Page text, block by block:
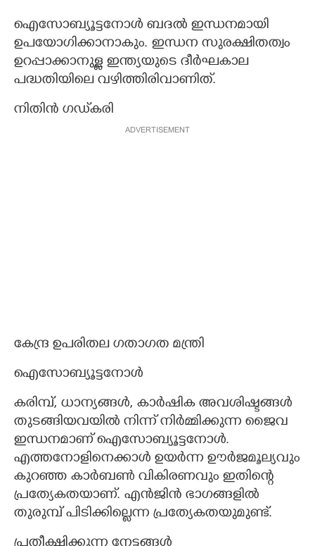
ഐസോബ്യൂട്ടനോൾ ബദൽ ഇന്ധനമായി
ഉപയോഗിക്കാനാകും. ഇന്ധന സുരക്ഷിതത്വം
ഉറപ്പാക്കാനുള്ള ഇന്ത്യയുടെ ദീർഘകാല
പദ്ധതിയിലെ വഴിത്തിരിവാണിത്.
നിതിൻ ഗഡ്‌കരി
ADVERTISEMENT
കേന്ദ്ര ഉപരിതല ഗതാഗത മന്ത്രി
ഐസോബ്യൂട്ടനോൾ
കരിമ്പ്, ധാന്യങ്ങൾ, കാർഷിക അവശിഷ്ടങ്ങൾ
തുടങ്ങിയവയിൽ നിന്ന് നിർമ്മിക്കുന്ന ജൈവ
ഇന്ധനമാണ് ഐസോബ്യൂട്ടനോൾ.
എത്തനോളിനെക്കാൾ ഉയർന്ന ഊർജമൂല്യവും
കുറഞ്ഞ കാർബൺ വികിരണവും ഇതിന്റെ
പ്രത്യേകതയാണ്. എൻജിൻ ഭാഗങ്ങളിൽ
തുരുമ്പ് പിടിക്കില്ലെന്ന പ്രത്യേകതയുമുണ്ട്.